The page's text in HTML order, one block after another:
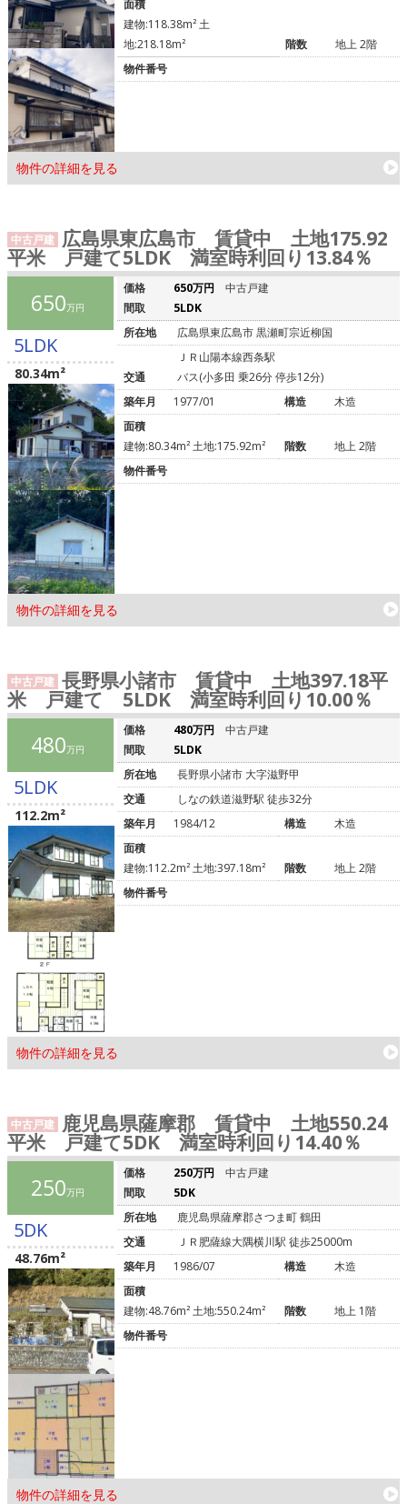
物件の詳細を見る
面積
建物:118.38m² 土
地:218.18m²
階数
地上 2階
物件番号
中古戸建 広島県東広島市 賃貸中 土地175.92
平米 戸建て5LDK 満室時利回り13.84％
650万円
5LDK
80.34m²
物件の詳細を見る
価格 650万円
中古戸建
間取
5LDK
所在地
広島県東広島市 黒瀬町宗近柳国
交通
ＪＲ山陽本線西条駅
バス(小多田 乗26分 停歩12分)
築年月
1977/01 構造
木造
面積
建物:80.34m² 土地:175.92m²
階数
地上 2階
物件番号
中古戸建 長野県小諸市 賃貸中 土地397.18平
米 戸建て 5LDK 満室時利回り10.00％
480万円
5LDK
112.2m²
物件の詳細を見る
価格 480万円
中古戸建
間取
5LDK
所在地
長野県小諸市 大字滋野甲
交通
しなの鉄道滋野駅 徒歩32分
築年月
1984/12 構造
木造
面積
建物:112.2m² 土地:397.18m²
階数
地上 2階
物件番号
中古戸建 鹿児島県薩摩郡 賃貸中 土地550.24
平米 戸建て5DK 満室時利回り14.40％
250万円
5DK
48.76m²
物件の詳細を見る
価格 250万円
中古戸建
間取
5DK
所在地
鹿児島県薩摩郡さつま町 鶴田
交通
ＪＲ肥薩線大隅横川駅 徒歩25000m
築年月
1986/07 構造
木造
面積
建物:48.76m² 土地:550.24m²
階数
地上 1階
物件番号